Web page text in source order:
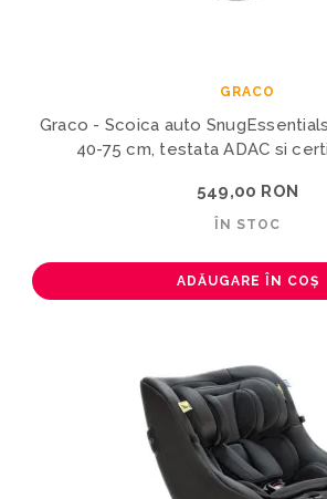
GRACO
Graco - Scoica auto
40-75 cm, testata ADAC si
549,00 RON
ÎN STOC
ADĂUGARE ÎN COȘ